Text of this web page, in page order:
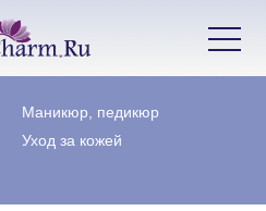
Маникюр, педикюр
Уход за кожей